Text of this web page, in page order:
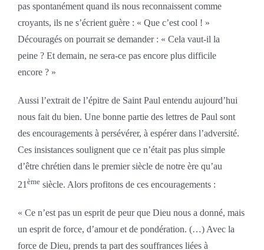
pas spontanément quand ils nous reconnaissent comme
croyants, ils ne s’écrient guère : « Que c’est cool ! »
Découragés on pourrait se demander : « Cela vaut-il la
peine ? Et demain, ne sera-ce pas encore plus difficile
encore ? »
Aussi l’extrait de l’épitre de Saint Paul entendu aujourd’hui
nous fait du bien. Une bonne partie des lettres de Paul sont
des encouragements à persévérer, à espérer dans l’adversité.
Ces insistances soulignent que ce n’était pas plus simple
d’être chrétien dans le premier siècle de notre ère qu’au
21 èmesiècle. Alors profitons de ces encouragements :
« Ce n’est pas un esprit de peur que Dieu nous a donné, mais
un esprit de force, d’amour et de pondération. (…) Avec la
force de Dieu, prends ta part des souffrances liées à